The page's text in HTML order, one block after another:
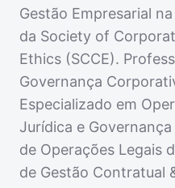
Gestão Empresarial
da Society of
Ethics (SCCE).
Governança
Especializado em
Jurídica e
de Operações Legais
de Gestão Contratual